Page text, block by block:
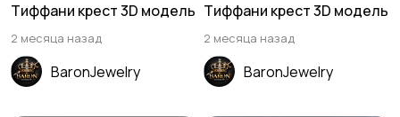
Тиффани крест 3D модель
2 месяца назад
BaronJewelry
Тиффани крест 3D модель
2 месяца назад
BaronJewelry